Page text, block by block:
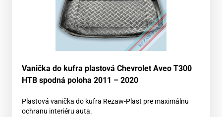
Vanička do kufra plastová Chevrolet Aveo T300
HTB spodná poloha 2011 – 2020
Plastová vanička do kufra Rezaw-Plast pre maximálnu
ochranu interiéru auta.